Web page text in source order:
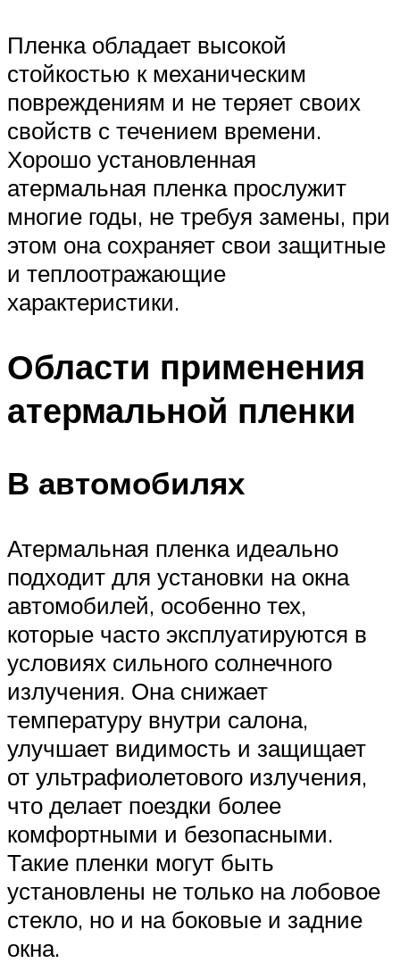
Пленка обладает высокой
стойкостью к механическим
повреждениям и не теряет своих
свойств с течением времени.
Хорошо установленная
атермальная пленка прослужит
многие годы, не требуя замены, при
этом она сохраняет свои защитные
и теплоотражающие
характеристики.
Области применения
атермальной пленки
В автомобилях
Атермальная пленка идеально
подходит для установки на окна
автомобилей, особенно тех,
которые часто эксплуатируются в
условиях сильного солнечного
излучения. Она снижает
температуру внутри салона,
улучшает видимость и защищает
от ультрафиолетового излучения,
что делает поездки более
комфортными и безопасными.
Такие пленки могут быть
установлены не только на лобовое
стекло, но и на боковые и задние
окна.